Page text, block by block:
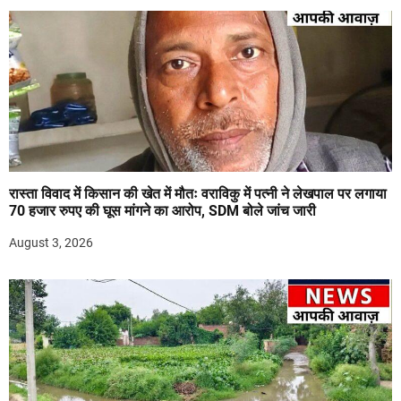
रास्ता विवाद में किसान की खेत में मौतः वराविकु में पत्नी ने लेखपाल पर लगाया
70 हजार रुपए की घूस मांगने का आरोप, SDM बोले जांच जारी
August 3, 2026